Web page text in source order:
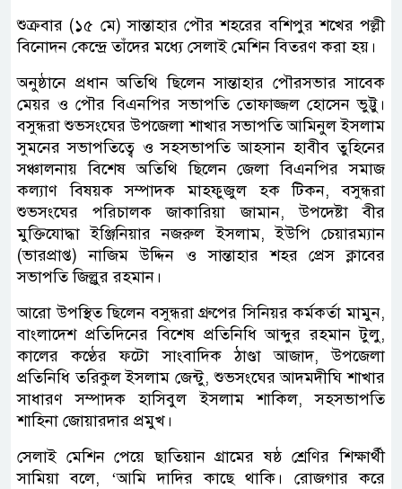
শুক্রবার (১৫ মে) সান্তাহার পৌর শহরের বশিপুর শখের পল্লী
বিনোদন কেন্দ্রে তাঁদের মধ্যে সেলাই মেশিন বিতরণ করা হয়।
অনুষ্ঠানে প্রধান অতিথি ছিলেন সান্তাহার পৌরসভার সাবেক
মেয়র ও পৌর বিএনপির সভাপতি তোফাজ্জল হোসেন ভুট্টু।
বসুন্ধরা শুভসংঘের উপজেলা শাখার সভাপতি আমিনুল ইসলাম
সুমনের সভাপতিত্বে ও সহসভাপতি আহসান হাবীব তুহিনের
সঞ্চালনায় বিশেষ অতিথি ছিলেন জেলা বিএনপির সমাজ
কল্যাণ বিষয়ক সম্পাদক মাহফুজুল হক টিকন, বসুন্ধরা
শুভসংঘের পরিচালক জাকারিয়া জামান, উপদেষ্টা বীর
মুক্তিযোদ্ধা ইঞ্জিনিয়ার নজরুল ইসলাম, ইউপি চেয়ারম্যান
(ভারপ্রাপ্ত) নাজিম উদ্দিন ও সান্তাহার শহর প্রেস ক্লাবের
সভাপতি জিল্লুর রহমান।
আরো উপস্থিত ছিলেন বসুন্ধরা গ্রুপের সিনিয়র কর্মকর্তা মামুন,
বাংলাদেশ প্রতিদিনের বিশেষ প্রতিনিধি আব্দুর রহমান টুলু,
কালের কণ্ঠের ফটো সাংবাদিক ঠাণ্ডা আজাদ, উপজেলা
প্রতিনিধি তরিকুল ইসলাম জেন্টু, শুভসংঘের আদমদীঘি শাখার
সাধারণ সম্পাদক হাসিবুল ইসলাম শাকিল, সহসভাপতি
শাহিনা জোয়ারদার প্রমুখ।
সেলাই মেশিন পেয়ে ছাতিয়ান গ্রামের ষষ্ঠ শ্রেণির শিক্ষার্থী
সামিয়া বলে, ‘আমি দাদির কাছে থাকি। রোজগার করে